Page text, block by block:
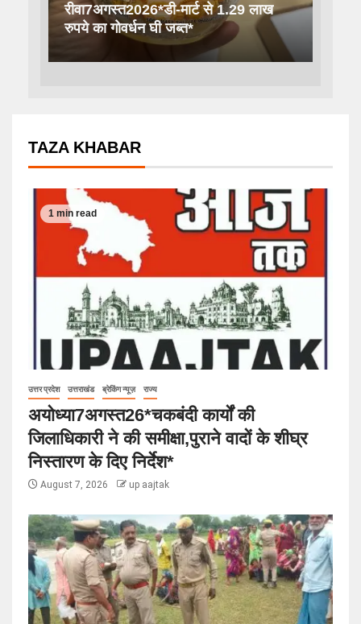
रीवा7अगस्त2026*डी-मार्ट से 1.29 लाख
रुपये का गोवर्धन घी जब्त*
TAZA KHABAR
1 min read
उत्तर प्रदेश उत्तराखंड ब्रेकिंग न्यूज़ राज्य
अयोध्या7अगस्त26*चकबंदी कार्यों की
जिलाधिकारी ने की समीक्षा,पुराने वादों के शीघ्र
निस्तारण के दिए निर्देश*
August 7, 2026 up aajtak